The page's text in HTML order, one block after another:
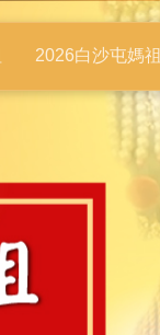
2026白沙屯媽祖